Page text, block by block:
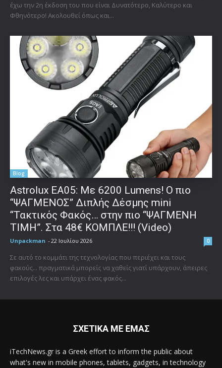
έχω την 2η έκδοση του που είναι Δυνατότερο, Καλύτερο και
Φθηνότερο! Ακολουθεί όπως και...
Blog
Astrolux ΕΑ05: Με 6200 Lumens! Ο πιο
“ΨΑΓΜΕΝΟΣ” Διπλής Δέσμης mini
“Τακτικός Φακός… στην πιο “ΨΑΓΜΕΝΗ
ΤΙΜΗ”. Στα 48€ ΚΟΜΠΛΕ!!! (Video)
Unpackman - 22 Ιουλίου 2026 0
Σε αυτό το κομμάτι της τεχνολογίας που περιέχει και τους
φακούς... πραγματικά μπορείς να χαθείς γιατί υπάρχουν, άπειρες
επιλογές λες και υπάρχει ένας φακός...
ΣΧΕΤΙΚΑ ΜΕ ΕΜΑΣ
iTechNews.gr is a Greek effort to inform the public about
what's new in mobile phones, tablets, gadgets, in technology